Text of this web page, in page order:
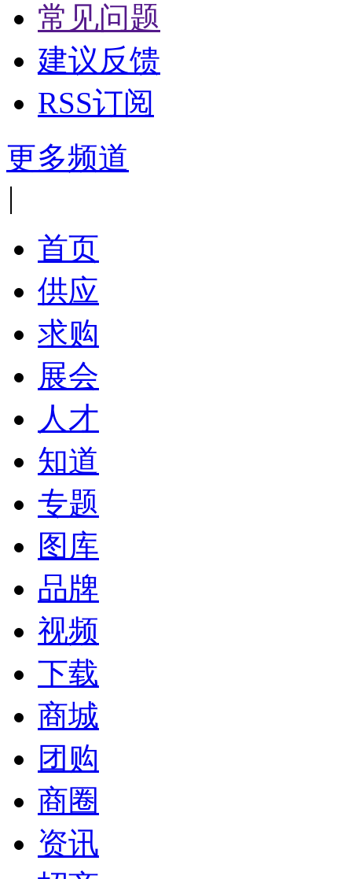
常见问题
建议反馈
RSS订阅
更多频道
|
首页
供应
求购
展会
人才
知道
专题
图库
品牌
视频
下载
商城
团购
商圈
资讯